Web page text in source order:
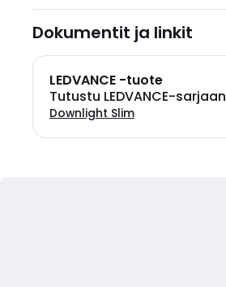
Dokumentit ja linkit
LEDVANCE -tuote
Tutustu LEDVANCE-sarjaan
Downlight Slim